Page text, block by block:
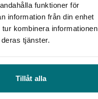
funktioner för
information från din enhet
kombinera informationen
tjänster.
Tillåt alla
uppgift är att
full av
att välja